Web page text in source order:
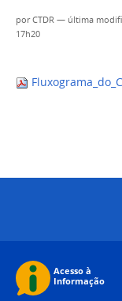
porCTDR — última
17h20